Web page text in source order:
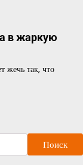
в жаркую
жечь так, что
Поиск